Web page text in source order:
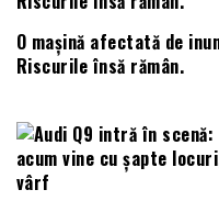
O mașină afectată de
Riscurile însă rămân.